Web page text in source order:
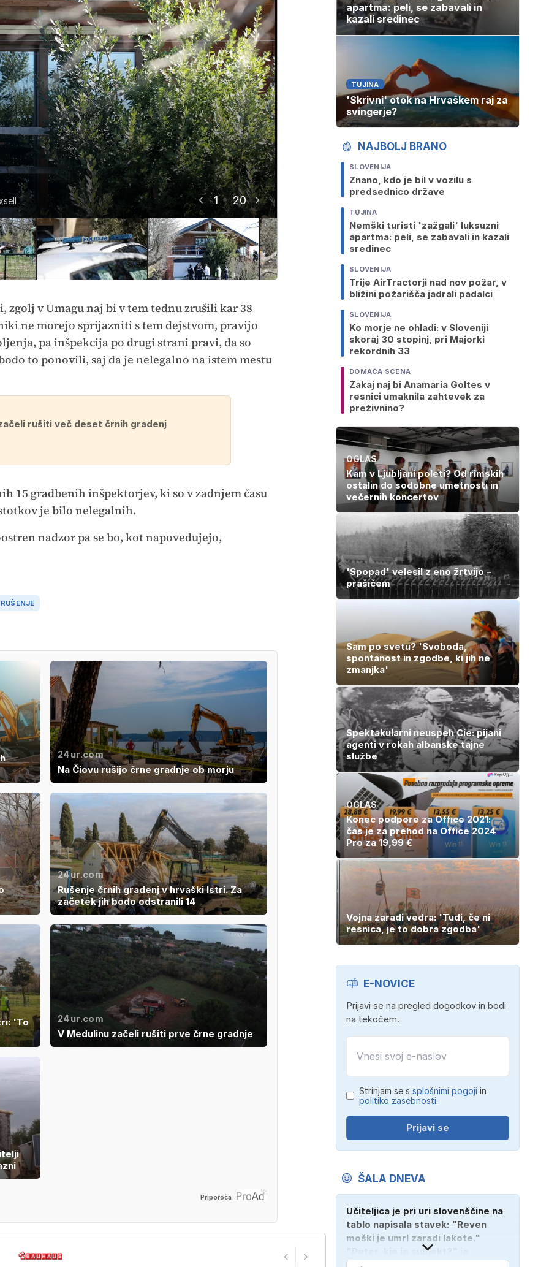
1 20
zgolj v Umagu naj bi v tem tednu zrušili kar 38
ne morejo sprijazniti s tem dejstvom, pravijo
pa inšpekcija po drugi strani pravi, da so
to ponovili, saj da je nelegalno na istem mestu
rušiti več deset črnih gradenj
15 gradbenih inšpektorjev, ki so v zadnjem času
je bilo nelegalnih.
nadzor pa se bo, kot napovedujejo,
RUŠENJE
24ur.com
Na Čiovu rušijo črne gradnje ob morju
24ur.com
Rušenje črnih gradenj v hrvaški Istri. Za
začetek jih bodo odstranili 14
'To
24ur.com
V Medulinu začeli rušiti prve črne gradnje
Priporoča
apartma: peli, se zabavali in
kazali sredinec
TUJINA
'Skrivni' otok na Hrvaškem raj za
svingerje?
NAJBOLJ BRANO
SLOVENIJA
Znano, kdo je bil v vozilu s
predsednico države
TUJINA
Nemški turisti 'zažgali' luksuzni
apartma: peli, se zabavali in kazali
sredinec
SLOVENIJA
Trije AirTractorji nad nov požar, v
bližini požarišča jadrali padalci
SLOVENIJA
Ko morje ne ohladi: v Sloveniji
skoraj 30 stopinj, pri Majorki
rekordnih 33
DOMAČA SCENA
Zakaj naj bi Anamaria Goltes v
resnici umaknila zahtevek za
preživnino?
OGLAS
Kam v Ljubljani poleti? Od rimskih
ostalin do sodobne umetnosti in
večernih koncertov
'Spopad' velesil z eno žrtvijo –
prašičem
Sam po svetu? 'Svoboda,
spontanost in zgodbe, ki jih ne
zmanjka'
Spektakularni neuspeh Cie: pijani
agenti v rokah albanske tajne
službe
OGLAS
Konec podpore za Office 2021:
čas je za prehod na Office 2024
Pro za 19,99 €
Vojna zaradi vedra: 'Tudi, če ni
resnica, je to dobra zgodba'
E-NOVICE
Prijavi se na pregled dogodkov in bodi
na tekočem.
Strinjam se s splošnimi pogoji in
politiko zasebnosti.
Prijavi se
ŠALA DNEVA
Učiteljica je pri uri slovenščine na
tablo napisala stavek: "Reven
moški je umrl zaradi lakote."
"Peter, kje je subjekt?" je